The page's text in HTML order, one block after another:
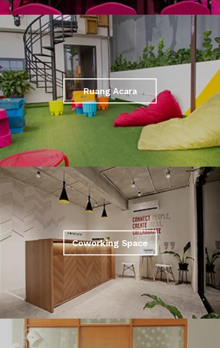
Ruang Acara
Coworking Space